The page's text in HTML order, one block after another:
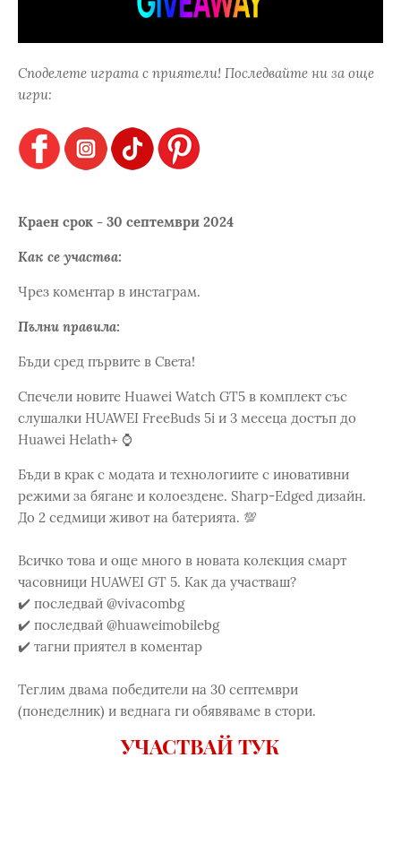
Споделете играта с приятели! Последвайте ни за още
игри:
Краен срок - 30 септември 2024
Как се участва:
Чрез коментар в инстаграм.
Пълни правила:
Бъди сред първите в Света!
Спечели новите Huawei Watch GT5 в комплект със
слушалки HUAWEI FreeBuds 5i и 3 месеца достъп до
Huawei Helath+ ⌚
Бъди в крак с модата и технологиите с иновативни
режими за бягане и колоездене. Sharp-Edged дизайн.
До 2 седмици живот на батерията. 💯
Всичко това и още много в новата колекция смарт
часовници HUAWEI GT 5. Как да участваш?
✔️ последвай @vivacombg
✔️ последвай @huaweimobilebg
✔️ тагни приятел в коментар
Теглим двама победители на 30 септември
(понеделник) и веднага ги обявяваме в стори.
УЧАСТВАЙ ТУК